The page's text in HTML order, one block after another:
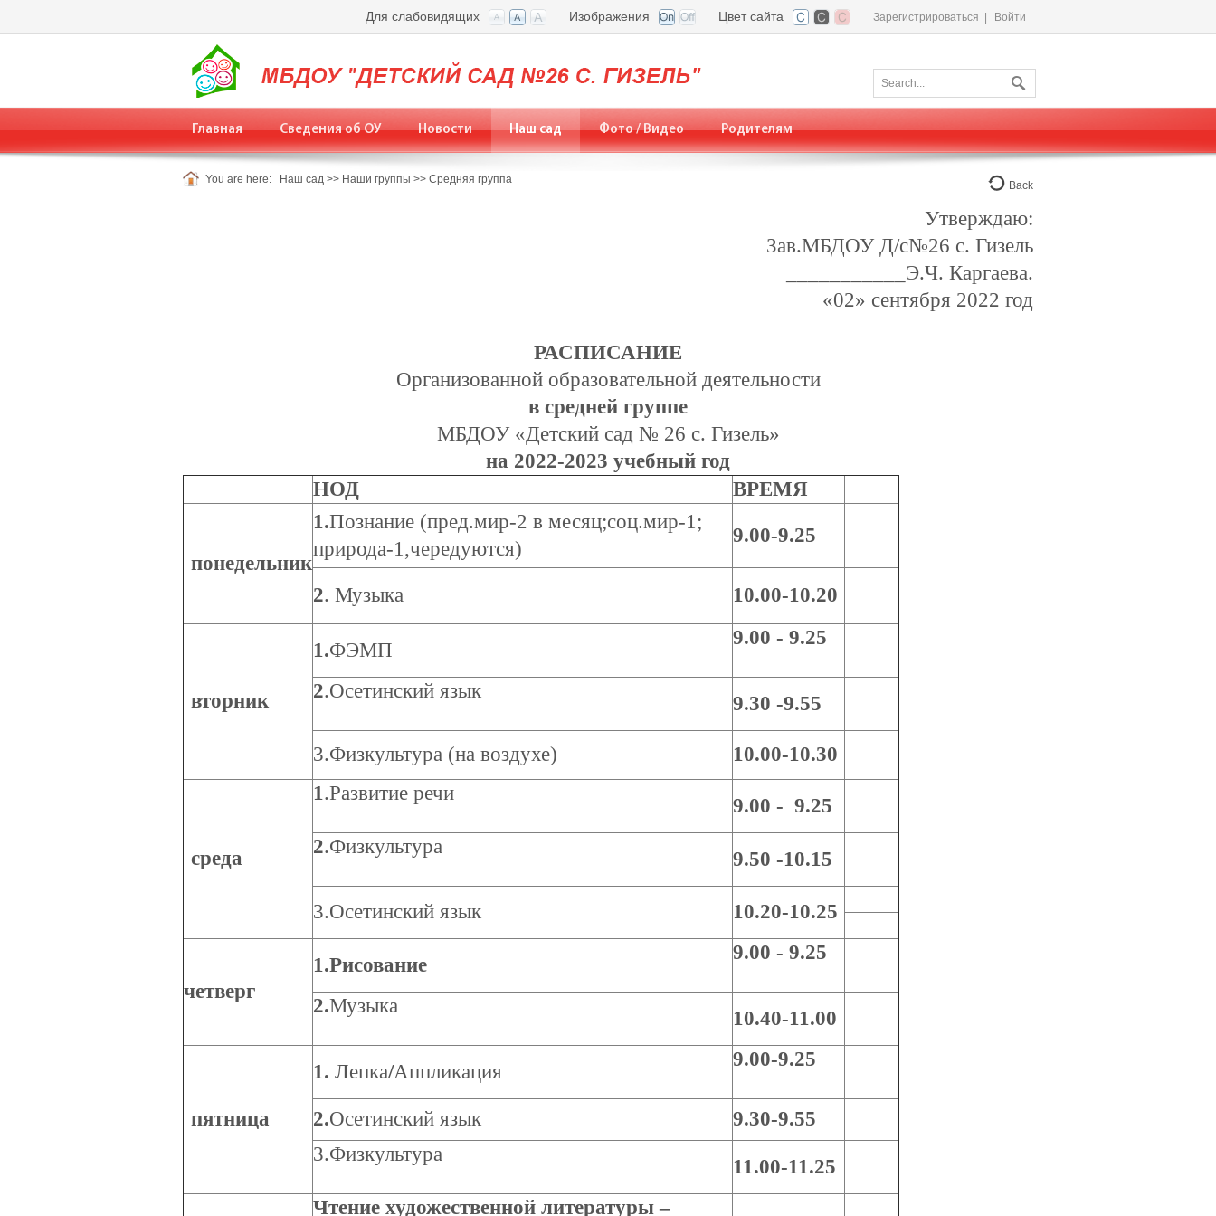
Зарегистрироваться Войти
Цвет сайта
Изображения
Для слабовидящих
Главная Сведения об ОУ Новости Наш сад Фото / Видео Родителям
You are here: Наш сад >> Наши группы >> Средняя группа Back
Утверждаю:
Зав.МБДОУ Д/с№26 с. Гизель
___________Э.Ч. Каргаева.
«02» сентября 2022 год
РАСПИСАНИЕ
Организованной образовательной деятельности
в средней группе
МБДОУ «Детский сад № 26 с. Гизель»
на 2022-2023 учебный год
НОД
ВРЕМЯ
понедельник
1.Познание (пред.мир-2 в месяц;соц.мир-1;
природа-1,чередуются)
9.00-9.25
2. Музыка 10.00-10.20
вторник
1.ФЭМП
9.00 - 9.25
2.Осетинский язык
9.30 -9.55
3.Физкультура (на воздухе) 10.00-10.30
среда
1.Развитие речи
9.00 - 9.25
2.Физкультура
9.50 -10.15
3.Осетинский язык 10.20-10.25
четверг
1.Рисование
9.00 - 9.25
2.Музыка
10.40-11.00
пятница
1. Лепка/Аппликация
9.00-9.25
2.Осетинский язык
9.30-9.55
3.Физкультура
11.00-11.25
Чтение художественной литературы –